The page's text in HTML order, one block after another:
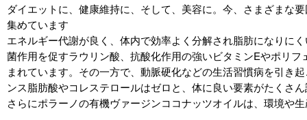
ダイエットに、健康維持に、そして、美容に。今、さまざまな
集めています
エネルギー代謝が良く、体内で効率よく分解され脂肪になりに
菌作用を促すラウリン酸、抗酸化作用の強いビタミンEやポリ
まれています。その一方で、動脈硬化などの生活習慣病を引き
ンス脂肪酸やコレステロールはゼロと、体に良い要素がたくさ
さらにポラーノの有機ヴァージンココナッツオイルは、環境や